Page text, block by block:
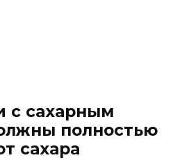
с сахарным
полностью
сахара